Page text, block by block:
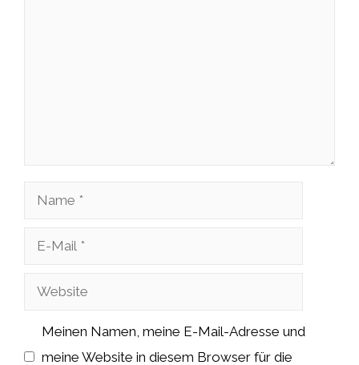
Name
Website
Meinen Namen, meine E-Mail-Adresse und
meine Website in diesem Browser für die